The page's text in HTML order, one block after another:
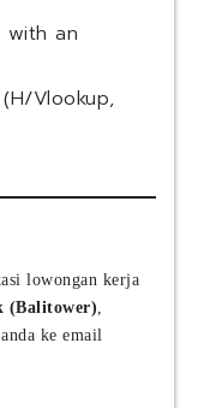
with an
Vlookup,
lowongan kerja
(Balitower),
ke email